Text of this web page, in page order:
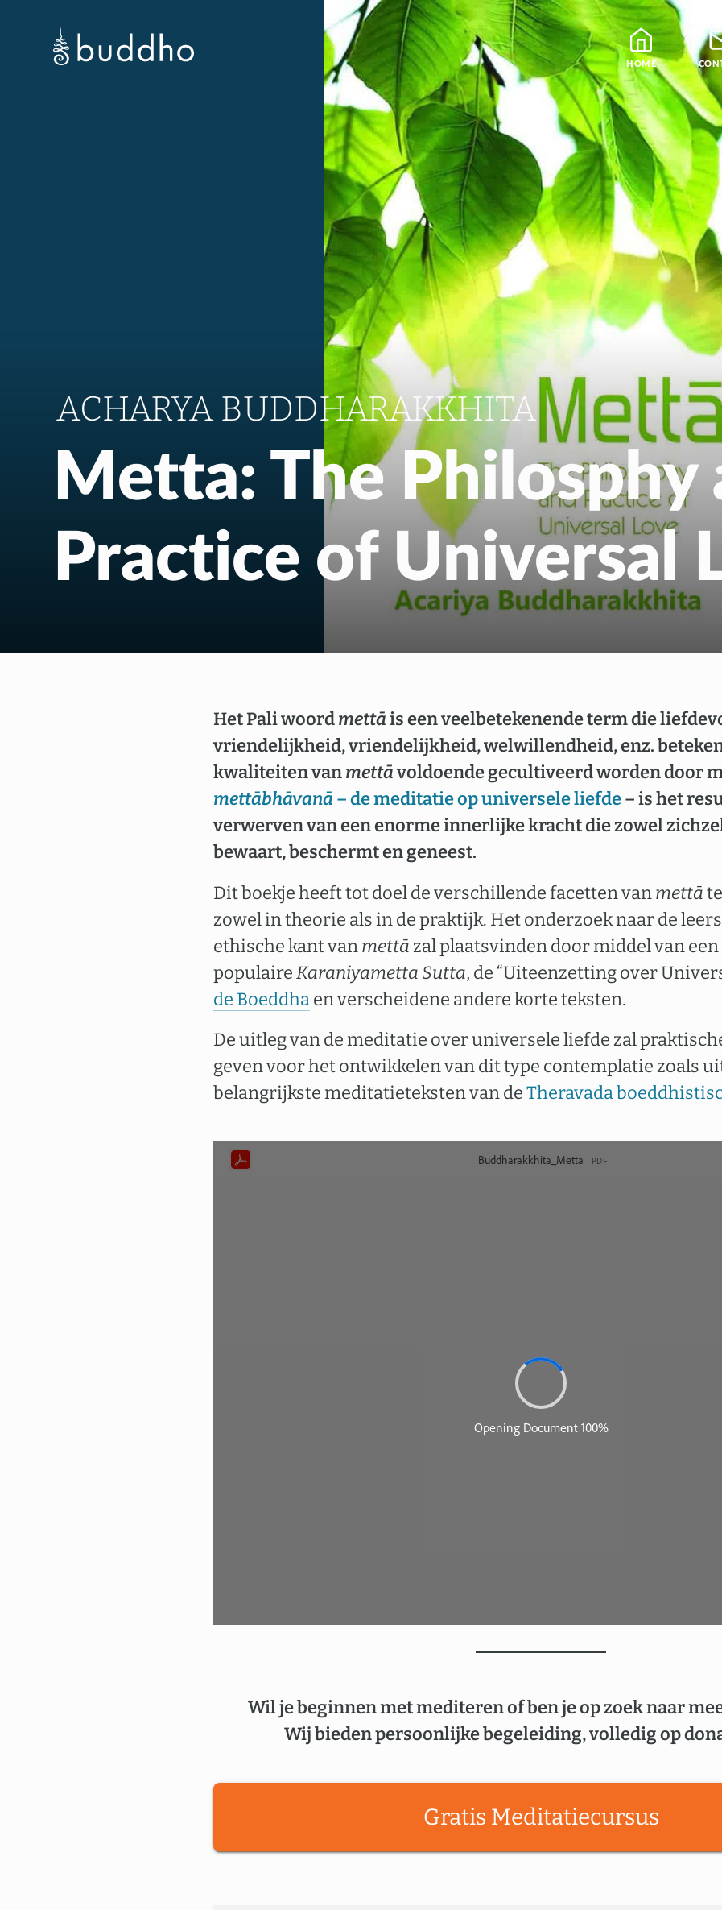
HOME
Blog
Leraren
Podcast en Praatjes
Samatha Meditatie
De Vier Edele
Theravada Bibliotheek
Gratis
ACHARYA BUDDHARAKKHITA
Metta: The Philosphy
Practice of Universal
Het Pali woordmettāis een veelbetekenende term die
vriendelijkheid, vriendelijkheid, welwillendheid, enz.
kwaliteiten vanmettāvoldoende gecultiveerd worden door
mettābhāvanā – de meditatie op universele liefde– is het
verwerven van een enorme innerlijke kracht die zowel
bewaart, beschermt en geneest.
Dit boekje heeft tot doel de verschillende facetten vanmettā
zowel in theorie als in de praktijk. Het onderzoek naar de
ethische kant vanmettāzal plaatsvinden door middel van
populaireKaraniyametta Sutta, de “Uiteenzetting over
de Boeddhaen verscheidene andere korte teksten.
De uitleg van de meditatie over universele liefde zal
geven voor het ontwikkelen van dit type contemplatie zoals
belangrijkste meditatieteksten van deTheravada
Wil je beginnen met mediteren of ben je op zoek naar
Wij bieden persoonlijke begeleiding, volledig op
Gratis Meditatiecursus